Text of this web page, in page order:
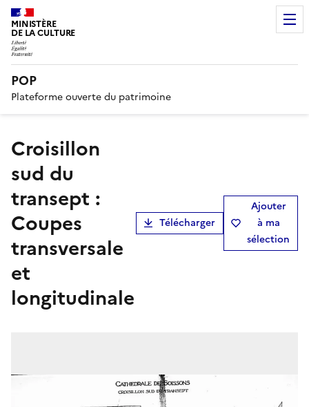
MINISTÈRE
DE LA CULTURE
POP
Plateforme ouverte du patrimoine
Croisillon
sud du
transept :
Coupes
transversale
et
longitudinale
Télécharger
Ajouter
à ma
sélection